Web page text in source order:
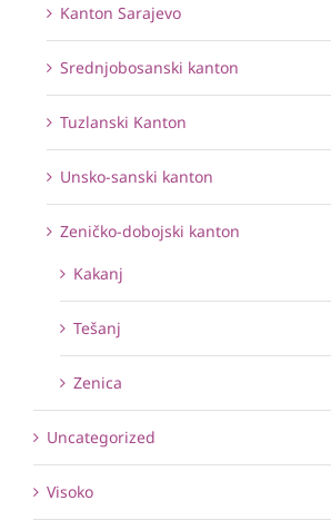
Kanton Sarajevo
Srednjobosanski kanton
Tuzlanski Kanton
Unsko-sanski kanton
Zeničko-dobojski kanton
Kakanj
Tešanj
Zenica
Uncategorized
Visoko